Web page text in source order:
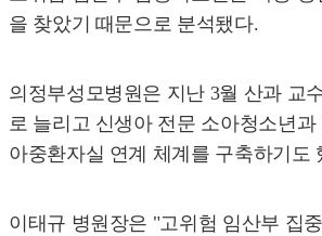
을 찾았기 때문으로 분석됐다.
의정부성모병원은 지난 3월 산과 교
로 늘리고 신생아 전문 소아청소년과
아중환자실 연계 체계를 구축하기도
이태규 병원장은 "고위험 임산부 집